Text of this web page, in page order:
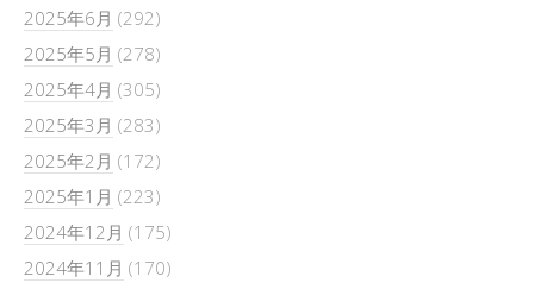
2025年6月 (292)
2025年5月 (278)
2025年4月 (305)
2025年3月 (283)
2025年2月 (172)
2025年1月 (223)
2024年12月 (175)
2024年11月 (170)